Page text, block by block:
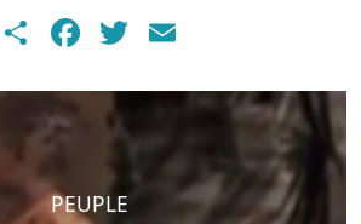
ShareFacebook
Twitter
PEUPLE